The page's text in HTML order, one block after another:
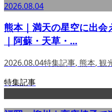
2026.08.04
熊本｜満天の星空に出
｜阿蘇・天草・...
2026.08.04特集記事, 熊本, 観
特集記事